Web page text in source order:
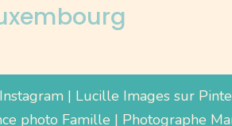
Instagram | Lucille Images sur
photo Famille | Photographe